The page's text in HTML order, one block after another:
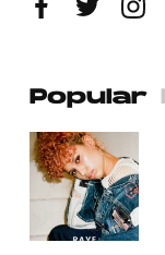
Popular